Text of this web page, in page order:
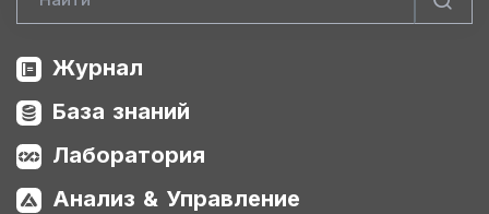
Журнал
База знаний
Лаборатория
Анализ & Управление